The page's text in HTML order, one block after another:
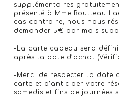
supplémentaires
présenté à Mme Roulleau
cas contraire, nous nous
demander 5€ par mois
-La carte cadeau sera
après la date d’achat
-Merci de respecter la date
carte et d’anticiper votre
samedis et fins de journées